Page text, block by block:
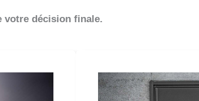
votre décision finale.